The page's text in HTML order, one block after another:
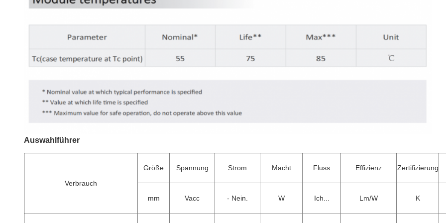
Auswahlführer
Verbrauch
Größe Spannung Strom Macht Fluss Effizienz Zertifizierung
mm Vacc - Nein. W Ich... Lm/W K